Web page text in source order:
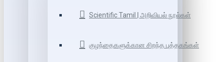
Scientific Tamil | அறிவியல் நூல்கள்
குழந்தைகளுக்கான சிறந்த புத்தகங்கள்